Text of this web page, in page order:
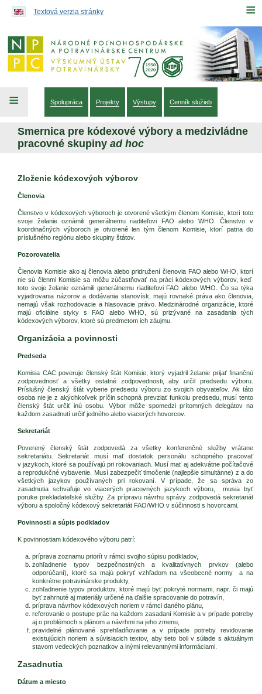
≡
Textová verzia stránky
≡ Spolupráca Projekty Výstupy Cenník služieb
Smernica pre kódexové výbory a medzivládne
pracovné skupiny ad hoc
Zloženie kódexových výborov
Členovia
Členstvo v kódexových výboroch je otvorené všetkým členom Komisie, ktorí toto
svoje želanie oznámili generálnemu riaditeľovi FAO alebo WHO. Členstvo v
koordinačných výboroch je otvorené len tým členom Komisie, ktorí patria do
príslušného regiónu alebo skupiny štátov.
Pozorovatelia
Členovia Komisie ako aj členovia alebo pridružení členovia FAO alebo WHO, ktorí
nie sú členmi Komisie sa môžu zúčastňovať na práci kódexových výborov, keď
toto svoje želanie oznámili generálnemu riaditeľovi FAO alebo WHO. Čo sa týka
vyjadrovania názorov a dodávania stanovísk, majú rovnaké práva ako členovia,
nemajú však rozhodovacie a hlasovacie právo. Medzinárodné organizácie, ktoré
majú oficiálne styky s FAO alebo WHO, sú prizývané na zasadania tých
kódexových výborov, ktoré sú predmetom ich záujmu.
Organizácia a povinnosti
Predseda
Komisia CAC poveruje členský štát Komisie, ktorý vyjadril želanie prijať finančnú
zodpovednosť a všetky ostatné zodpovednosti, aby určil predsedu výboru.
Príslušný členský štát vyberie predsedu výboru zo svojich obyvateľov. Ak táto
osoba nie je z akýchkoľvek príčin schopná prevziať funkciu predsedu, musí tento
členský štát určiť inú osobu. Výbor môže spomedzi prítomných delegátov na
každom zasadnutí určiť jedného alebo viacerých hovorcov.
Sekretariát
Poverený členský štát zodpovedá za všetky konferenčné služby vrátane
sekretariátu. Sekretariát musí mať dostatok personálu schopného pracovať
v jazykoch, ktoré sa používajú pri rokovaniach. Musí mať aj adekvátne počítačové
a reprodukčné vybavenie. Musí zabezpečiť tlmočenie (najlepšie simultánne) z a do
všetkých jazykov používaných pri rokovaní. V prípade, že sa správa zo
zasadnutia schvaľuje vo viacerých pracovných jazykoch výboru, musia byť
poruke prekladateľské služby. Za prípravu návrhu správy zodpovedá sekretariát
výboru a spoločný kódexový sekretariát FAO/WHO v súčinnosti s hovorcami.
Povinnosti a súpis podkladov
K povinnostiam kódexového výboru patrí:
príprava zoznamu priorít v rámci svojho súpisu podkladov,
zohľadnenie typov bezpečnostných a kvalitatívnych prvkov (alebo
odporúčaní), ktoré sa majú pokryť vzhľadom na všeobecné normy a na
konkrétne potravinárske produkty,
zohľadnenie typov produktov, ktoré majú byť pokryté normami, napr. či majú
byť zahrnuté aj materiály určené na ďalšie spracovanie do potravín,
príprava návrhov kódexových noriem v rámci daného plánu,
referovanie o postupe prác na každom zasadaní Komisie a v prípade potreby
aj o problémoch s plánom a návrhmi na jeho zmenu,
pravidelné plánované sprehľadňovanie a v prípade potreby revidovanie
existujúcich noriem a súvisiacich textov, aby tieto boli v súlade s aktuálnym
stavom vedeckých poznatkov a inými relevantnými informáciami.
Zasadnutia
Dátum a miesto